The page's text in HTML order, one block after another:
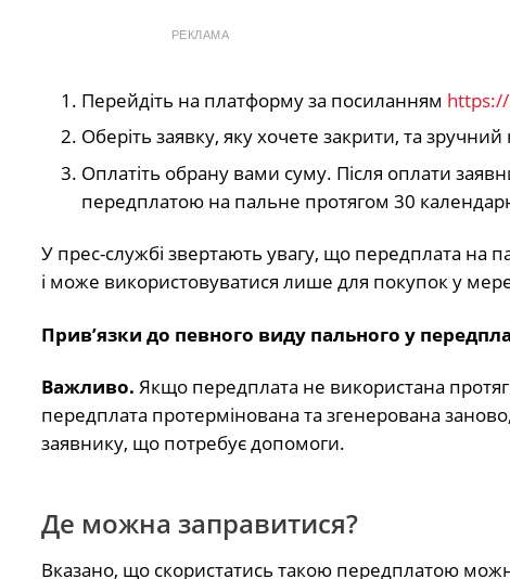
РЕКЛАМА
Перейдіть на платформу за посиланням
Оберіть заявку, яку хочете закрити, та
Оплатіть обрану вами суму. Після оплати
передплатою на пальне протягом 30
У прес-службі звертають увагу, що передплата на
і може використовуватися лише для покупок у
Прив’язки до певного виду пального у
Важливо. Якщо передплата не використана
передплата протермінована та згенерована
заявнику, що потребує допомоги.
Де можна заправитися?
Вказано, що скористатись такою передплатою